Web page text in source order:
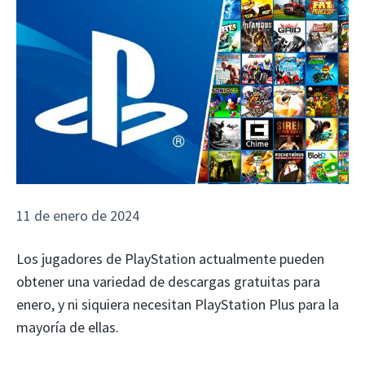
11 de enero de 2024
Los jugadores de PlayStation actualmente pueden
obtener una variedad de descargas gratuitas para
enero, y ni siquiera necesitan PlayStation Plus para la
mayoría de ellas.